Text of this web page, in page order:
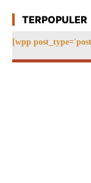
TERPOPULER
[wpp